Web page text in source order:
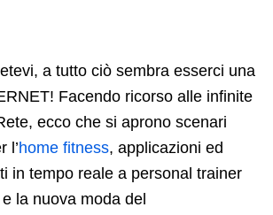
a tutto ciò sembra esserci una
Facendo ricorso alle infinite
ecco che si aprono scenari
l’home fitness, applicazioni ed
in tempo reale a personal trainer
la nuova moda del